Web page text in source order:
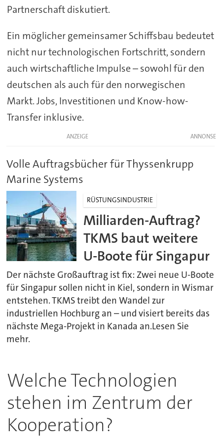
Partnerschaft diskutiert.
Ein möglicher gemeinsamer Schiffsbau bedeutet
nicht nur technologischen Fortschritt, sondern
auch wirtschaftliche Impulse – sowohl für den
deutschen als auch für den norwegischen
Markt. Jobs, Investitionen und Know-how-
Transfer inklusive.
ANZEIGE
Volle Auftragsbücher für Thyssenkrupp
Marine Systems
RÜSTUNGSINDUSTRIE
Milliarden-Auftrag?
TKMS baut weitere
U-Boote für Singapur
Der nächste Großauftrag ist fix: Zwei neue U-Boote
für Singapur sollen nicht in Kiel, sondern in Wismar
entstehen. TKMS treibt den Wandel zur
industriellen Hochburg an – und visiert bereits das
nächste Mega-Projekt in Kanada an.Lesen Sie
mehr.
Welche Technologien
stehen im Zentrum der
Kooperation?